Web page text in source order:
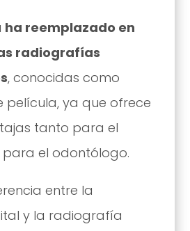
ha reemplazado en
radiografías
, conocidas como
ya que ofrece
tanto para el
el odontólogo.
entre la
y la radiografía